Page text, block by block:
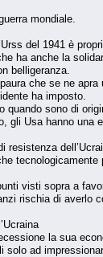
mondiale.
del 1941 è
ha anche la
belligeranza.
che se ne
ha imposto.
sono di
gli Usa hanno
visti sopra a
rischia di
la sua
ad